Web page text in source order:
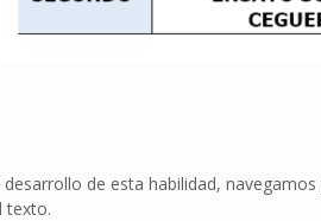
desarrollo de esta habilidad,
texto.